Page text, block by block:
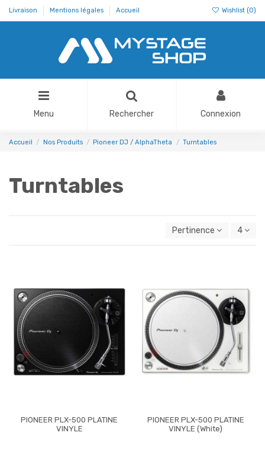
Livraison Mentions légales Accueil Wishlist (0)
Menu Rechercher Connexion
Accueil Nos Produits Pioneer DJ / AlphaTheta Turntables
Turntables
Pertinence 4
PIONEER PLX-500 PLATINE
VINYLE
PIONEER PLX-500 PLATINE
VINYLE (White)